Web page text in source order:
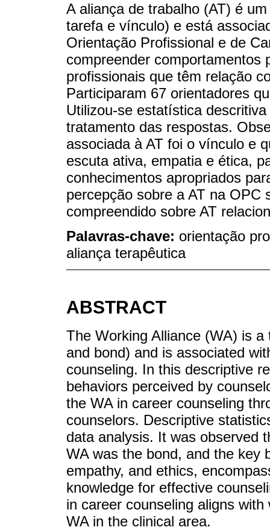
A aliança de trabalho (AT) é
tarefa e vínculo) e está
Orientação Profissional e de
compreender comportamentos
profissionais que têm relação
Participaram 67 orientadores
Utilizou-se estatística
tratamento das respostas.
associada à AT foi o vínculo e
escuta ativa, empatia e ética,
conhecimentos apropriados
percepção sobre a AT na OPC
compreendido sobre AT
Palavras-chave: orientação
aliança terapêutica
ABSTRACT
The Working Alliance (WA) is
and bond) and is associated
counseling. In this descriptive
behaviors perceived by
the WA in career counseling
counselors. Descriptive
data analysis. It was observed
WA was the bond, and the key
empathy, and ethics,
knowledge for effective
in career counseling aligns
WA in the clinical area.